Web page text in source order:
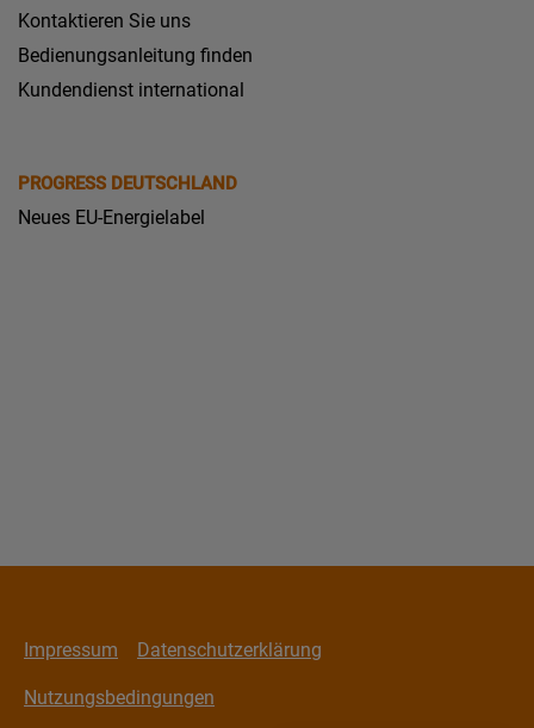
Kontaktieren Sie uns
Bedienungsanleitung finden
Kundendienst international
PROGRESS DEUTSCHLAND
Neues EU-Energielabel
Impressum Datenschutzerklärung
Nutzungsbedingungen